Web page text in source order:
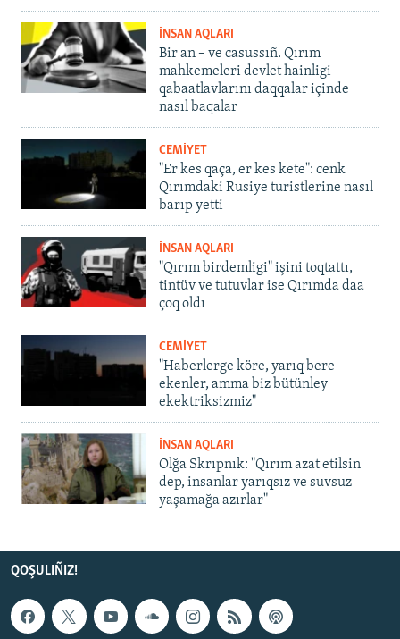
İNSAN AQLARI
Bir an – ve casussıñ. Qırım
mahkemeleri devlet hainligi
qabaatlavlarını daqqalar içinde
nasıl baqalar
CEMİYET
"Er kes qaça, er kes kete": cenk
Qırımdaki Rusiye turistlerine nasıl
barıp yetti
İNSAN AQLARI
"Qırım birdemligi" işini toqtattı,
tintüv ve tutuvlar ise Qırımda daa
çoq oldı
CEMİYET
"Haberlerge köre, yarıq bere
ekenler, amma biz bütünley
ekektriksizmiz"
İNSAN AQLARI
Olğa Skrıpnık: "Qırım azat etilsin
dep, insanlar yarıqsız ve suvsuz
yaşamağa azırlar"
QOŞULIÑIZ!